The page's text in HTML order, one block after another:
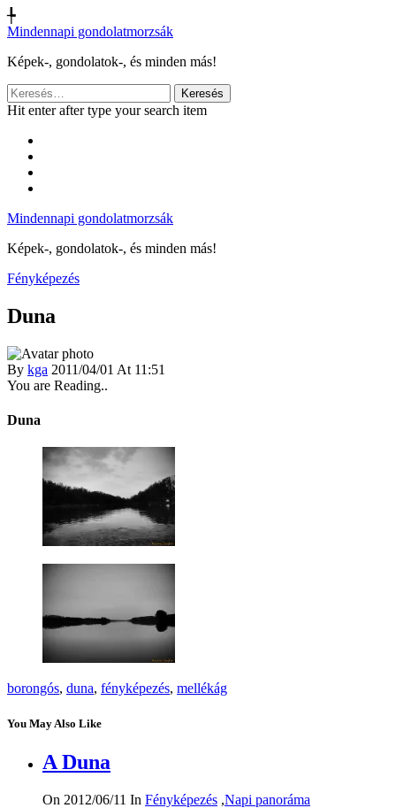
╄
Mindennapi gondolatmorzsák
Képek-, gondolatok-, és minden más!
Keresés:
Hit enter after type your search item
Mindennapi gondolatmorzsák
Képek-, gondolatok-, és minden más!
Fényképezés
Duna
By kga 2011/04/01 At 11:51
You are Reading..
Duna
borongós, duna, fényképezés, mellékág
You May Also Like
A Duna
On 2012/06/11 In Fényképezés ,Napi panoráma